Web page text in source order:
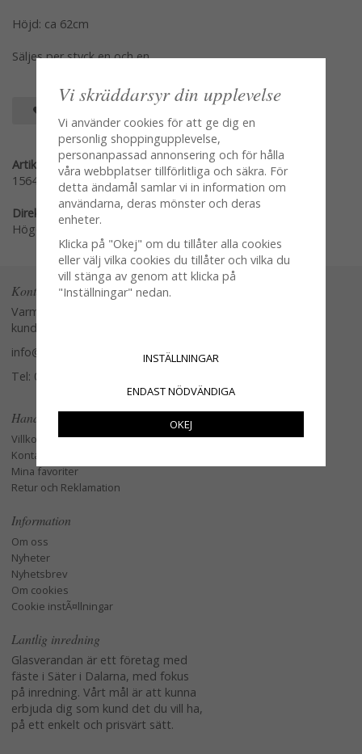
Höjd: ca 62cm
Säljes per styck en och en
Artikelnummer:
1564-1
Direktlänk:
Högerklicka och kopiera adressen
Kontakta oss
Varmt välkommen att kontakta vår
kundtjänst.
info@glasverandan.se
Tel: 079-3495968
Handla
Villkor
Kontakta oss
Mina favoriter
Retur och Reklamation
Information
Om oss
Nyheter
Nyhetsbrev
Om cookies
Cookie instÃ¤llningar
Lantlig inredning
Glasverandan är ett företag med
fäste i Säter i Dalarna, med fokus
på inredning. Vårt mål är att kunna
erbjuda dig som kund det du vill ha,
på ett enkelt och prisvärt sätt.
Vi skräddarsyr din upplevelse
Vi använder cookies för att ge dig en
personlig shoppingupplevelse,
personanpassad annonsering och för hålla
våra webbplatser tillförlitliga och säkra. För
detta ändamål samlar vi in information om
användarna, deras mönster och deras
enheter.
Klicka på "Okej" om du tillåter alla cookies
eller välj vilka cookies du tillåter och vilka du
vill stänga av genom att klicka på
"Inställningar" nedan.
INSTÄLLNINGAR
ENDAST NÖDVÄNDIGA
OKEJ